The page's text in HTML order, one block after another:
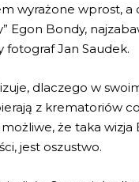
wyrażone wprost,
Bondy,
fotograf Jan Saudek.
dlaczego w
z krematoriów
że taka wizja
jest oszustwo.